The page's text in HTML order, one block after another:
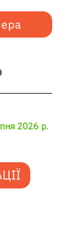
2026 р.